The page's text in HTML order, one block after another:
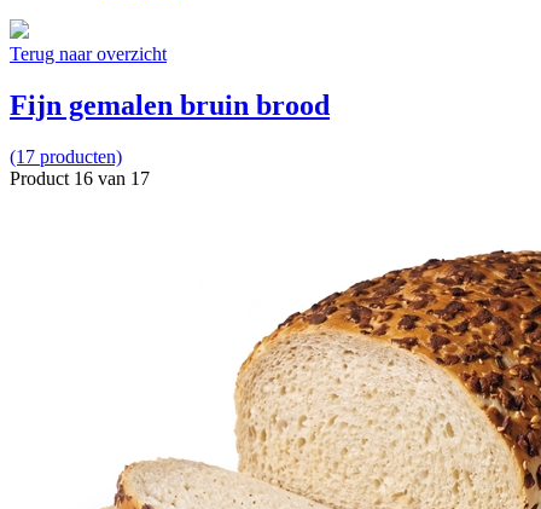
Terug naar overzicht
Fijn gemalen bruin brood
(17 producten)
Product 16 van 17